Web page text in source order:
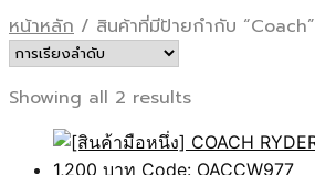
หน้าหลัก / สินค้าที่มีป้ายกำกับ “Coach”
Showing all 2 results